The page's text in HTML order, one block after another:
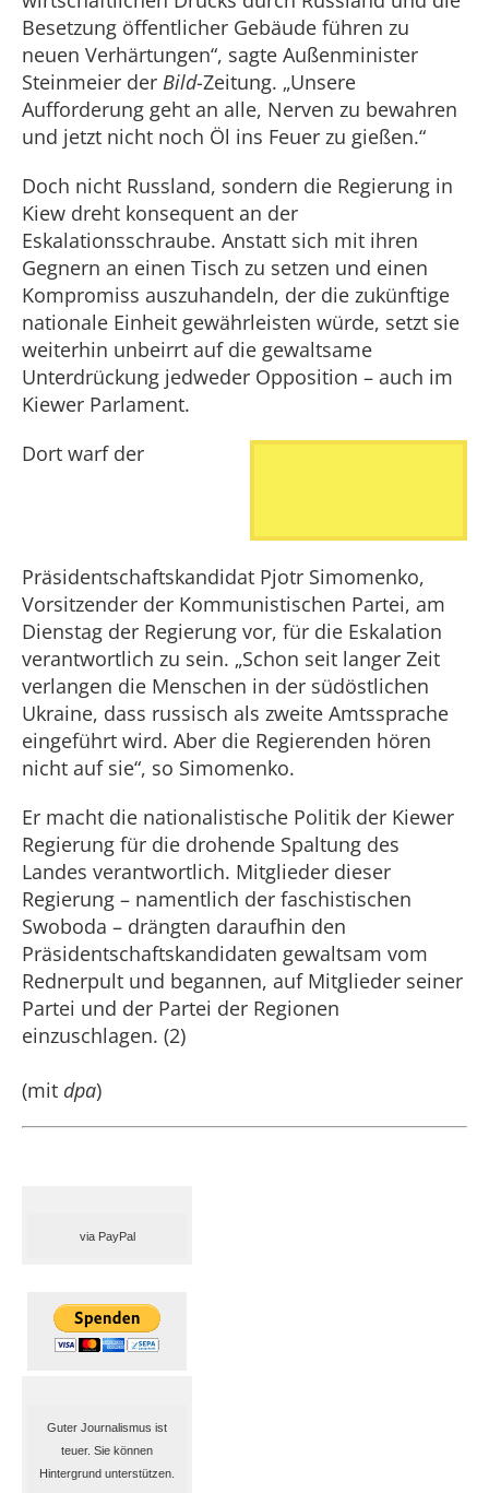
Besetzung öffentlicher Gebäude führen zu
neuen Verhärtungen“, sagte Außenminister
Steinmeier der Bild-Zeitung. „Unsere
Aufforderung geht an alle, Nerven zu bewahren
und jetzt nicht noch Öl ins Feuer zu gießen.“
Doch nicht Russland, sondern die Regierung in
Kiew dreht konsequent an der
Eskalationsschraube. Anstatt sich mit ihren
Gegnern an einen Tisch zu setzen und einen
Kompromiss auszuhandeln, der die zukünftige
nationale Einheit gewährleisten würde, setzt sie
weiterhin unbeirrt auf die gewaltsame
Unterdrückung jedweder Opposition – auch im
Kiewer Parlament.
Dort warf der
Präsidentschaftskandidat Pjotr Simomenko,
Vorsitzender der Kommunistischen Partei, am
Dienstag der Regierung vor, für die Eskalation
verantwortlich zu sein. „Schon seit langer Zeit
verlangen die Menschen in der südöstlichen
Ukraine, dass russisch als zweite Amtssprache
eingeführt wird. Aber die Regierenden hören
nicht auf sie“, so Simomenko.
Er macht die nationalistische Politik der Kiewer
Regierung für die drohende Spaltung des
Landes verantwortlich. Mitglieder dieser
Regierung – namentlich der faschistischen
Swoboda – drängten daraufhin den
Präsidentschaftskandidaten gewaltsam vom
Rednerpult und begannen, auf Mitglieder seiner
Partei und der Partei der Regionen
einzuschlagen. (2)
(mit dpa)
via PayPal
Guter Journalismus ist
teuer. Sie können
Hintergrund unterstützen.